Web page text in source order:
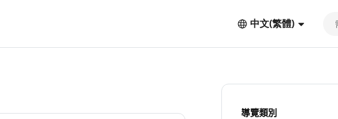
中文(繁體)
導覽類別